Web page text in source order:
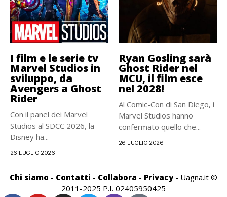
I film e le serie tv
Marvel Studios in
sviluppo, da
Avengers a Ghost
Rider
Con il panel dei Marvel
Studios al SDCC 2026, la
Disney ha...
26 LUGLIO 2026
Ryan Gosling sarà
Ghost Rider nel
MCU, il film esce
nel 2028!
Al Comic-Con di San Diego, i
Marvel Studios hanno
confermato quello che...
26 LUGLIO 2026
Chi siamo - Contatti - Collabora - Privacy- Uagna.it ©
2011-2025 P.I. 02405950425